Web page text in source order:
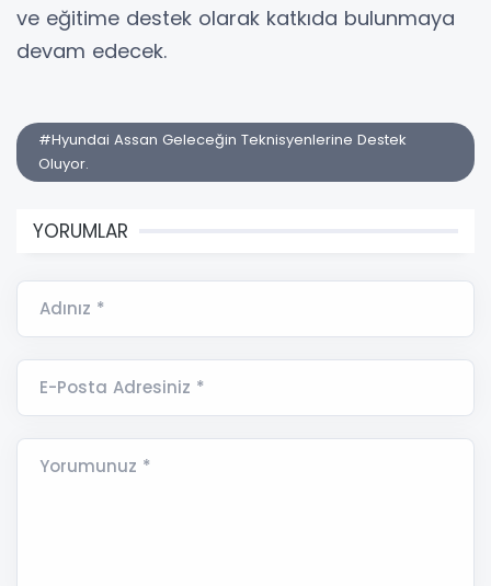
ve eğitime destek olarak katkıda bulunmaya
devam edecek.
#Hyundai Assan Geleceğin Teknisyenlerine Destek
Oluyor.
YORUMLAR
Adınız *
E-Posta Adresiniz *
Yorumunuz *